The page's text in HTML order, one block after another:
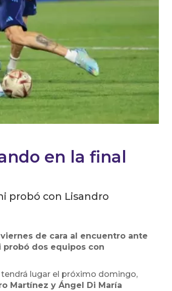
en la final
probó con Lisandro
de cara al encuentro ante
probó dos equipos con
lugar el próximo domingo,
Martínez y Ángel Di María